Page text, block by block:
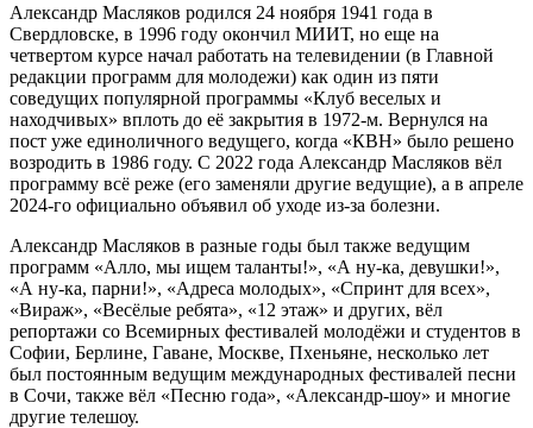
Александр Масляков родился 24 ноября 1941 года в
Свердловске, в 1996 году окончил МИИТ, но еще на
четвертом курсе начал работать на телевидении (в Главной
редакции программ для молодежи) как один из пяти
соведущих популярной программы «Клуб веселых и
находчивых» вплоть до её закрытия в 1972-м. Вернулся на
пост уже единоличного ведущего, когда «КВН» было решено
возродить в 1986 году. С 2022 года Александр Масляков вёл
программу всё реже (его заменяли другие ведущие), а в апреле
2024-го официально объявил об уходе из-за болезни.
Александр Масляков в разные годы был также ведущим
программ «Алло, мы ищем таланты!», «А ну-ка, девушки!»,
«А ну-ка, парни!», «Адреса молодых», «Спринт для всех»,
«Вираж», «Весёлые ребята», «12 этаж» и других, вёл
репортажи со Всемирных фестивалей молодёжи и студентов в
Софии, Берлине, Гаване, Москве, Пхеньяне, несколько лет
был постоянным ведущим международных фестивалей песни
в Сочи, также вёл «Песню года», «Александр-шоу» и многие
другие телешоу.